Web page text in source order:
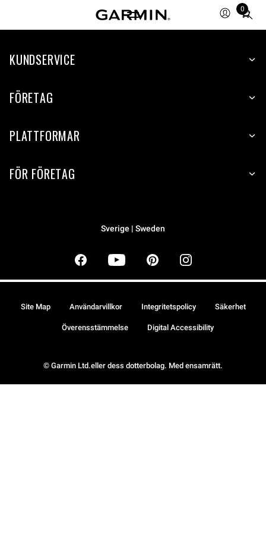
0
Total
items
cart:
KUNDSERVICE
FÖRETAG
PLATTFORMAR
FÖR FÖRETAG
Sverige | Sweden
© Garmin Ltd.eller dess dotterbolag. Med ensamrätt.
Site Map Användarvillkor Integritetspolicy Säkerhet
Överensstämmelse Digital Accessibility